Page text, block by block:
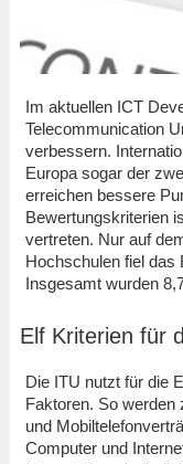
Im aktuellen ICT
Telecommunication
verbessern.
Europa sogar der
erreichen bessere
Bewertungskriterien
vertreten. Nur auf
Hochschulen fiel das
Insgesamt wurden
Elf Kriterien für
Die ITU nutzt für die
Faktoren. So werden
und
Computer und